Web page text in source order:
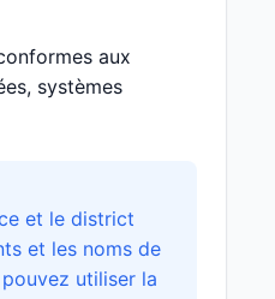
aux
systèmes
et le district
et les noms de
utiliser la